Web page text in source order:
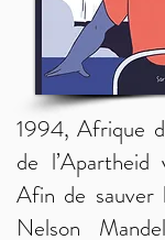
1994, Afrique
de
Afin de sauver
Nelson